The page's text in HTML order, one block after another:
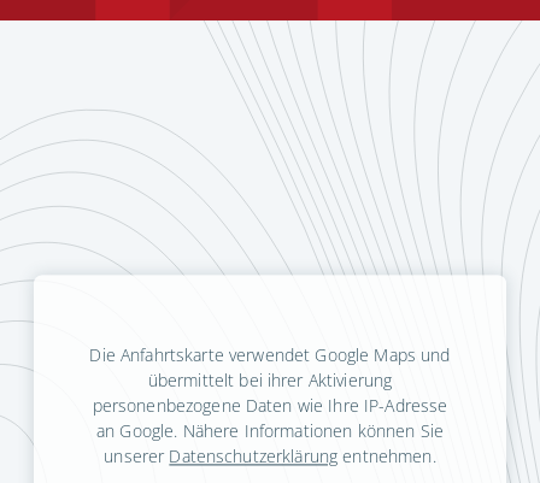
Die Anfahrtskarte verwendet Google Maps und
übermittelt bei ihrer Aktivierung
personenbezogene Daten wie Ihre IP-Adresse
an Google. Nähere Informationen können Sie
unserer Datenschutzerklärung entnehmen.